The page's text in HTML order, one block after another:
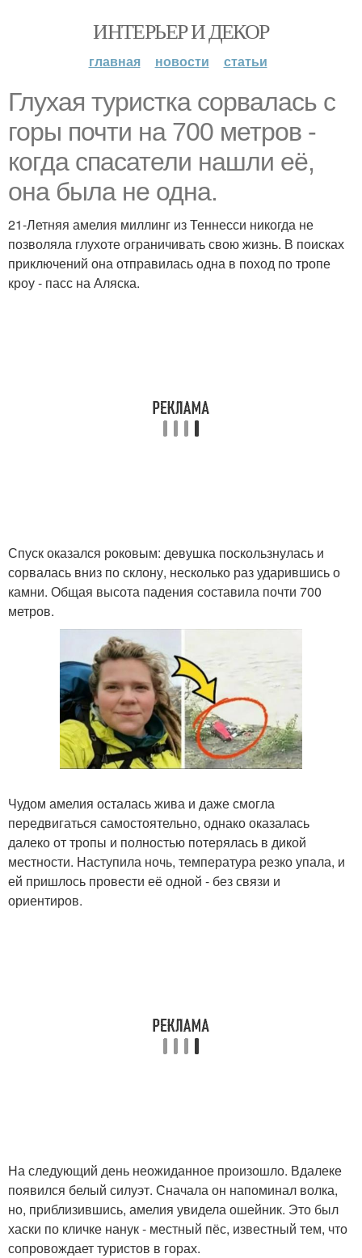
ИНТЕРЬЕР И ДЕКОР
главная новости статьи
Глухая туристка сорвалась с
горы почти на 700 метров -
когда спасатели нашли её,
она была не одна.
21-Летняя амелия миллинг из Теннесси никогда не
позволяла глухоте ограничивать свою жизнь. В поисках
приключений она отправилась одна в поход по тропе
кроу - пасс на Аляска.
Спуск оказался роковым: девушка поскользнулась и
сорвалась вниз по склону, несколько раз ударившись о
камни. Общая высота падения составила почти 700
метров.
Чудом амелия осталась жива и даже смогла
передвигаться самостоятельно, однако оказалась
далеко от тропы и полностью потерялась в дикой
местности. Наступила ночь, температура резко упала, и
ей пришлось провести её одной - без связи и
ориентиров.
На следующий день неожиданное произошло. Вдалеке
появился белый силуэт. Сначала он напоминал волка,
но, приблизившись, амелия увидела ошейник. Это был
хаски по кличке нанук - местный пёс, известный тем, что
сопровождает туристов в горах.